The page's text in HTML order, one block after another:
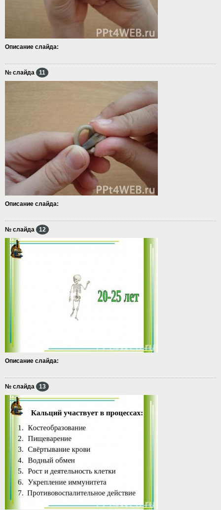
Описание слайда:
№ слайда 11
Описание слайда:
№ слайда 12
Описание слайда:
№ слайда 13